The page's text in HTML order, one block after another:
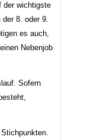
der wichtigste
8. oder 9.
es auch,
Nebenjob
Sofern